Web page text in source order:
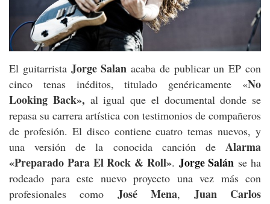
El guitarrista Jorge Salan acaba de publicar un EP con
cinco tenas inéditos, titulado genéricamente «No
Looking Back», al igual que el documental donde se
repasa su carrera artística con testimonios de compañeros
de profesión. El disco contiene cuatro temas nuevos, y
una versión de la conocida canción deAlarma
«Preparado Para El Rock & Roll». Jorge Salán se ha
rodeado para este nuevo proyecto una vez más con
profesionales como José Mena, Juan Carlos